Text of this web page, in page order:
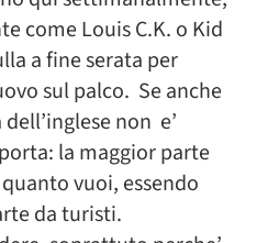
come Louis C.K. o Kid
a fine serata per
sul palco. Se anche
non e’
la maggior parte
vuoi, essendo
da turisti.